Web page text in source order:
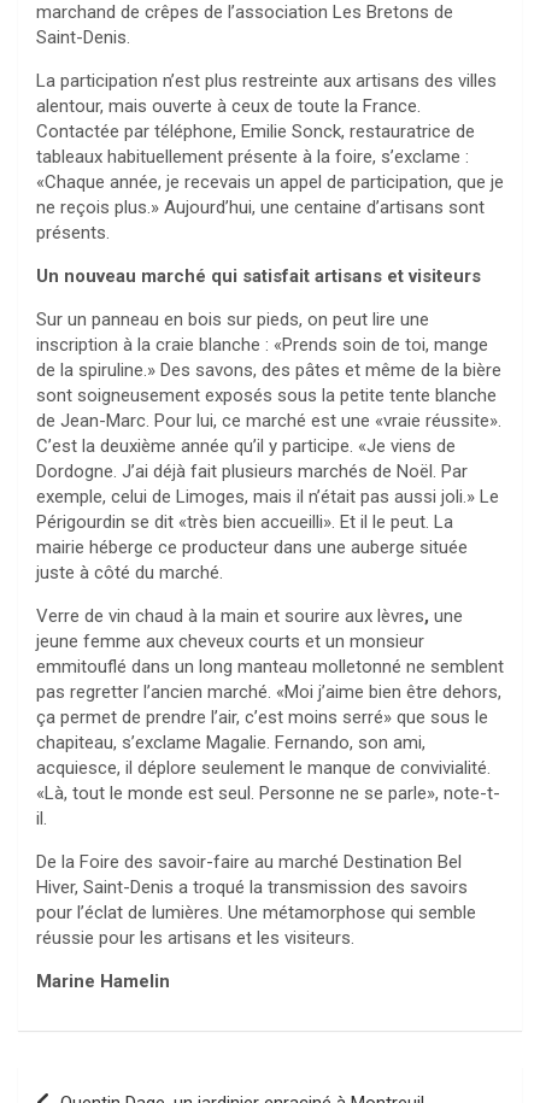
marchand de crêpes de l’association Les Bretons de
Saint-Denis.
La participation n’est plus restreinte aux artisans des villes
alentour, mais ouverte à ceux de toute la France.
Contactée par téléphone, Emilie Sonck, restauratrice de
tableaux habituellement présente à la foire, s’exclame :
«Chaque année, je recevais un appel de participation, que je
ne reçois plus.» Aujourd’hui, une centaine d’artisans sont
présents.
Un nouveau marché qui satisfait artisans et visiteurs
Sur un panneau en bois sur pieds, on peut lire une
inscription à la craie blanche : «Prends soin de toi, mange
de la spiruline.» Des savons, des pâtes et même de la bière
sont soigneusement exposés sous la petite tente blanche
de Jean-Marc. Pour lui, ce marché est une «vraie réussite».
C’est la deuxième année qu’il y participe. «Je viens de
Dordogne. J’ai déjà fait plusieurs marchés de Noël. Par
exemple, celui de Limoges, mais il n’était pas aussi joli.» Le
Périgourdin se dit «très bien accueilli». Et il le peut. La
mairie héberge ce producteur dans une auberge située
juste à côté du marché.
Verre de vin chaud à la main et sourire aux lèvres, une
jeune femme aux cheveux courts et un monsieur
emmitouflé dans un long manteau molletonné ne semblent
pas regretter l’ancien marché. «Moi j’aime bien être dehors,
ça permet de prendre l’air, c’est moins serré» que sous le
chapiteau, s’exclame Magalie. Fernando, son ami,
acquiesce, il déplore seulement le manque de convivialité.
«Là, tout le monde est seul. Personne ne se parle», note-t-
il.
De la Foire des savoir-faire au marché Destination Bel
Hiver, Saint-Denis a troqué la transmission des savoirs
pour l’éclat de lumières. Une métamorphose qui semble
réussie pour les artisans et les visiteurs.
Marine Hamelin
Navigation